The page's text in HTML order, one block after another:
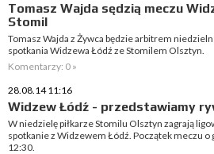
Tomasz Wajda sędzią meczu
Stomil
Tomasz Wajda z Żywca będzie arbitrem
spotkania Widzewa Łódź ze Stomilem Olsztyn.
Komentarzy: 0 »
28.08.14 11:16
Widzew Łódź - przedstawiamy
W niedzielę piłkarze Stomilu Olsztyn zagrają
spotkanie z Widzewem Łódź. Początek meczu o
12:30.